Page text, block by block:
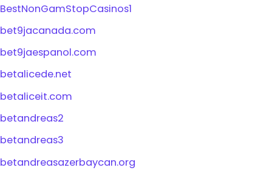
BestNonGamStopCasinos1
bet9jacanada.com
bet9jaespanol.com
betalicede.net
betaliceit.com
betandreas2
betandreas3
betandreasazerbaycan.org